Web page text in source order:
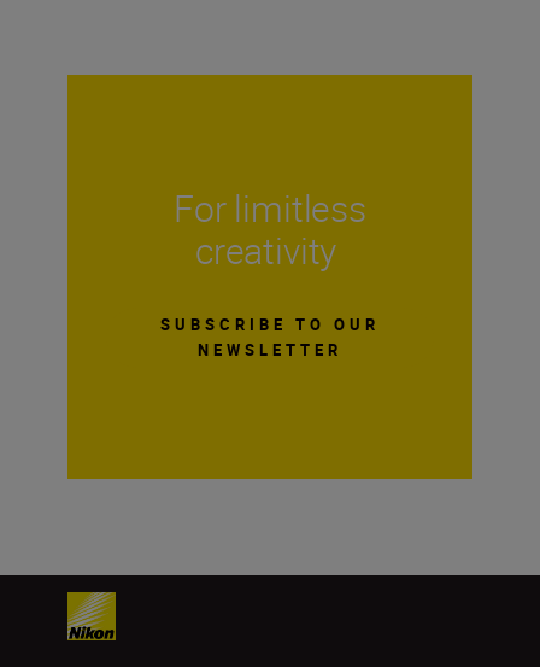
For limitless
creativity
SUBSCRIBE TO OUR
NEWSLETTER